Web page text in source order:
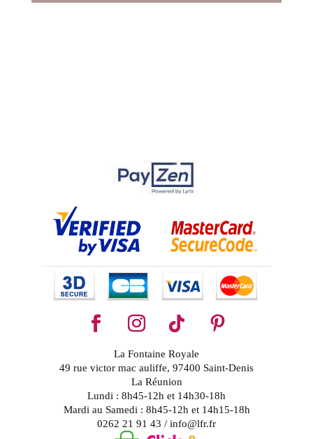
La Fontaine Royale
49 rue victor mac auliffe, 97400 Saint-Denis
La Réunion
Lundi : 8h45-12h et 14h30-18h
Mardi au Samedi : 8h45-12h et 14h15-18h
0262 21 91 43 / info@lfr.fr